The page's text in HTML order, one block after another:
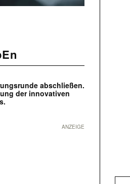
abschließen.
der innovativen
ANZEIGE